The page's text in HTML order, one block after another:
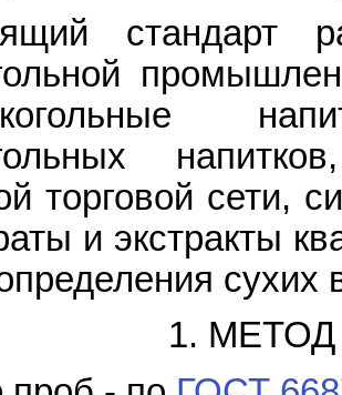
стандарт
торговой сети,
и экстракты
сухих
1.